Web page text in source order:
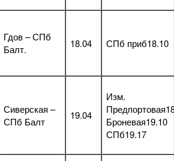
Гдов – СПб
Балт.
18.04 СПб приб18.10
Сиверская –
СПб Балт
19.04
Изм.
Броневая19.10
СПб19.17